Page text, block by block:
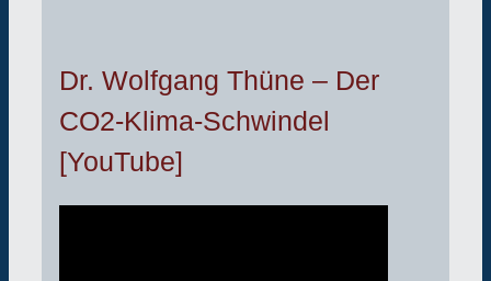
Dr. Wolfgang Thüne – Der
CO2-Klima-Schwindel
[YouTube]